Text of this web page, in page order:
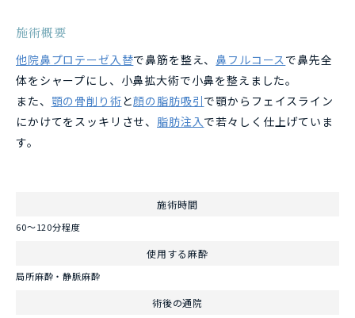
施術概要
他院鼻プロテーゼ入替で鼻筋を整え、鼻フルコースで鼻先全
体をシャープにし、小鼻拡大術で小鼻を整えました。
また、 顎の骨削り術と顔の脂肪吸引で顎からフェイスライン
にかけてをスッキリさせ、 脂肪注入で若々しく仕上げていま
す。
施術時間
60～120分程度
使用する麻酔
局所麻酔・静脈麻酔
術後の通院